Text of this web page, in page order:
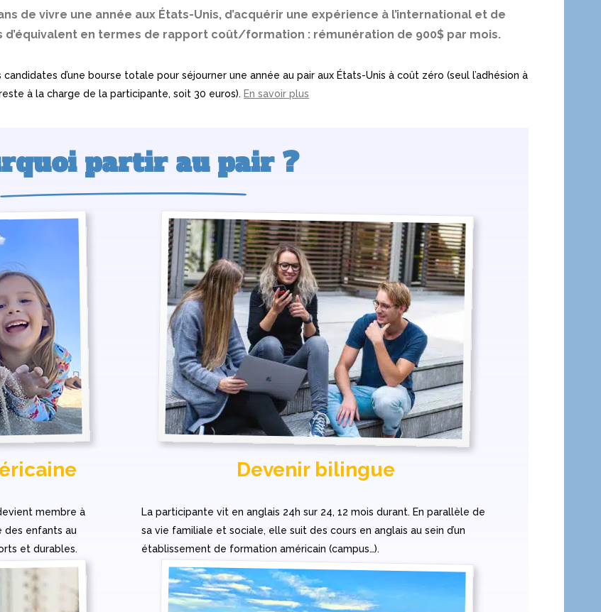
de vivre une année aux États-Unis, d’acquérir une expérience à l’international et de
pas d’équivalent en termes de rapport coût/formation : rémunération de 900$ par mois.
d’une bourse totale pour séjourner une année au pair aux États-Unis à coût zéro (seul l’adhésion à
reste à la charge de la participante, soit 30 euros). En savoir plus
partir au pair ?
membre à
des enfants au
et durables.
Devenir bilingue
La participante vit en anglais 24h sur 24, 12 mois durant. En parallèle de
sa vie familiale et sociale, elle suit des cours en anglais au sein d’un
établissement de formation américain (campus…).